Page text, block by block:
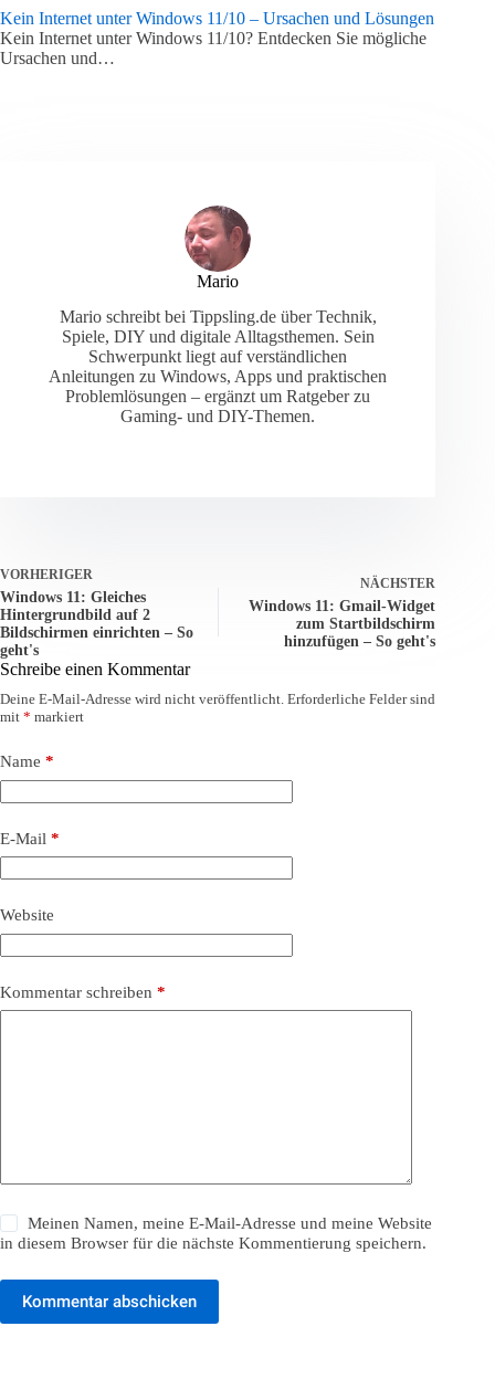
Kein Internet unter Windows 11/10 – Ursachen und Lösungen
Kein Internet unter Windows 11/10? Entdecken Sie mögliche
Ursachen und…
Mario
Mario schreibt bei Tippsling.de über Technik,
Spiele, DIY und digitale Alltagsthemen. Sein
Schwerpunkt liegt auf verständlichen
Anleitungen zu Windows, Apps und praktischen
Problemlösungen – ergänzt um Ratgeber zu
Gaming- und DIY-Themen.
VORHERIGER
Windows 11: Gleiches
Hintergrundbild auf 2
Bildschirmen einrichten – So
geht's
NÄCHSTER
Windows 11: Gmail-Widget
zum Startbildschirm
hinzufügen – So geht's
Schreibe einen Kommentar
Deine E-Mail-Adresse wird nicht veröffentlicht. Erforderliche Felder sind
mit * markiert
Name *
E-Mail *
Website
Kommentar schreiben *
Meinen Namen, meine E-Mail-Adresse und meine Website
in diesem Browser für die nächste Kommentierung speichern.
Kommentar abschicken